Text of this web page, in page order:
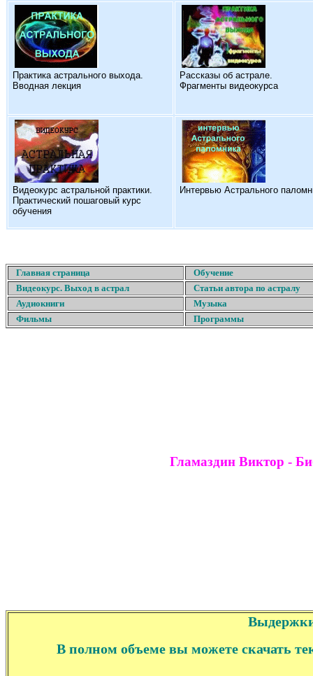
Практика астрального выхода.
Вводная лекция
Рассказы об астрале.
Фрагменты видеокурса
Видеокурс астральной практики.
Практический пошаговый курс
обучения
Интервью Астрального
Главная страница
Обучение
Видеокурс. Выход в астрал
Статьи автора по астралу
Аудиокниги
Музыка
Фильмы
Программы
Гламаздин Виктор -
В полном объеме вы можете скачать